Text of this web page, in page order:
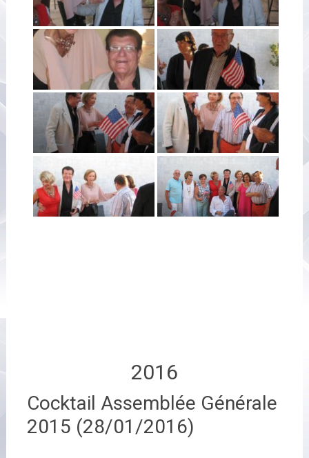
2016
Cocktail Assemblée Générale
2015 (28/01/2016)